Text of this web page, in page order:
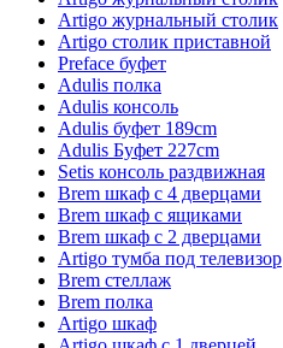
Artigo журнальный столик
Artigo столик приставной
Preface буфет
Adulis полка
Adulis консоль
Adulis буфет 189cm
Adulis Буфет 227cm
Setis консоль раздвижная
Brem шкаф с 4 дверцами
Brem шкаф с ящиками
Brem шкаф с 2 дверцами
Artigo тумба под телевизор
Brem стеллаж
Brem полка
Artigo шкаф